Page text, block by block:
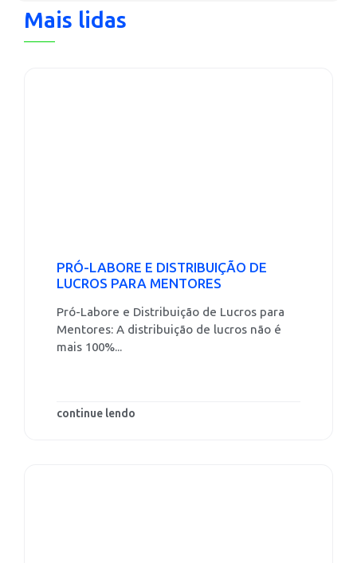
Mais lidas
PRÓ-LABORE E DISTRIBUIÇÃO DE
LUCROS PARA MENTORES
Pró-Labore e Distribuição de Lucros para
Mentores: A distribuição de lucros não é
mais 100%...
continue lendo